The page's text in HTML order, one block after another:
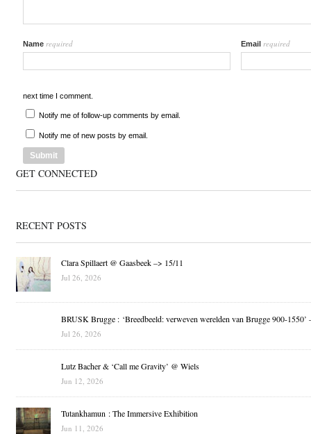
Name required Email required
next time I comment.
Notify me of follow-up comments by email.
Notify me of new posts by email.
GET CONNECTED
RECENT POSTS
Clara Spillaert @ Gaasbeek –> 15/11
Jul 26, 2026
BRUSK Brugge : ‘Breedbeeld: verweven werelden van Brugge 900-1550’
Jul 26, 2026
Lutz Bacher & ‘Call me Gravity’ @ Wiels
Jun 12, 2026
Tutankhamun : The Immersive Exhibition
Jun 11, 2026